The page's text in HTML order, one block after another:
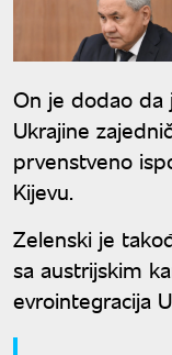
On je dodao da
Ukrajine
prvenstveno
Kijevu.
Zelenski je
sa austrijskim
evrointegracija